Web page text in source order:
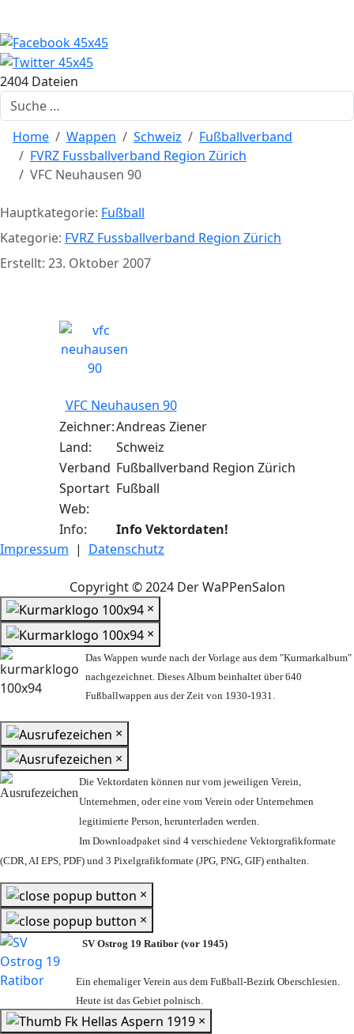
2404 Dateien
Suchen
Home Wappen Schweiz
Fußballverband
FVRZ Fussballverband Region Zürich
VFC Neuhausen 90
Hauptkategorie: Fußball
Kategorie: FVRZ Fussballverband Region Zürich
Erstellt: 23. Oktober 2007
VFC Neuhausen 90
Zeichner:Andreas Ziener
Land:
Schweiz
Verband Fußballverband Region Zürich
Sportart Fußball
Web:
Info:
Info Vektordaten!
Impressum | Datenschutz
Copyright © 2024 Der WaPPenSalon
×
×
Das Wappen wurde nach der Vorlage aus dem "Kurmarkalbum"
nachgezeichnet. Dieses Album beinhaltet über 640
Fußballwappen aus der Zeit von 1930-1931.
×
×
Die Vektordaten können nur vom jeweiligen Verein,
Unternehmen, oder eine vom Verein oder Unternehmen
legitimierte Person, herunterladen werden.
Im Downloadpaket sind 4 verschiedene Vektorgrafikformate
(CDR, AI EPS, PDF) und 3 Pixelgrafikformate (JPG, PNG, GIF) enthalten.
×
×
SV Ostrog 19 Ratibor (vor 1945)
Ein ehemaliger Verein aus dem Fußball-Bezirk Oberschlesien.
Heute ist das Gebiet polnisch.
×